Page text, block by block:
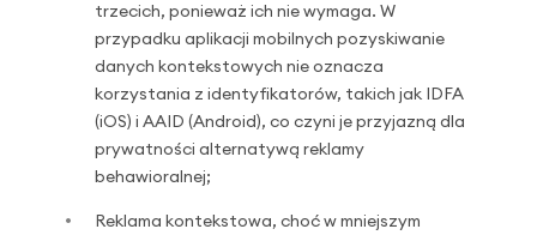
trzecich, ponieważ ich nie wymaga. W
przypadku aplikacji mobilnych pozyskiwanie
danych kontekstowych nie oznacza
korzystania z identyfikatorów, takich jak IDFA
(iOS) i AAID (Android), co czyni je przyjazną dla
prywatności alternatywą reklamy
behawioralnej;
Reklama kontekstowa, choć w mniejszym